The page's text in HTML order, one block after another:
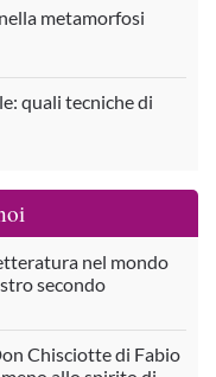
metamorfosi
quali tecniche di
nel mondo
secondo
Chisciotte di Fabio